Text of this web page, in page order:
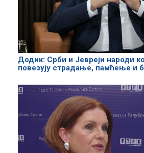
Додик: Срби и Јевреји народи
повезују страдање, памћење и